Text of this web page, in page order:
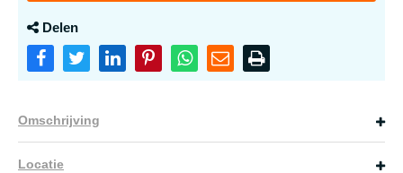
Delen
Omschrijving
Locatie